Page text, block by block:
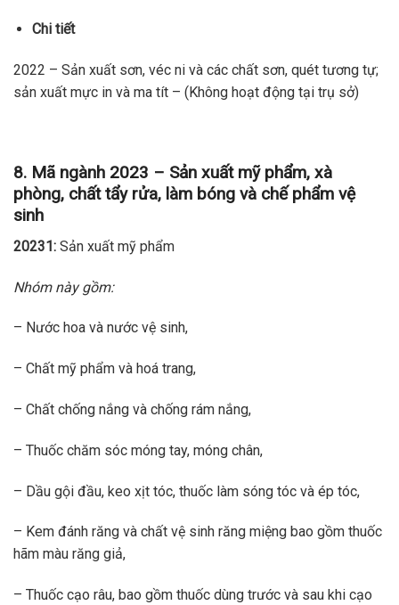
Chi tiết
2022 – Sản xuất sơn, véc ni và các chất sơn, quét tương tự;
sản xuất mực in và ma tít – (Không hoạt động tại trụ sở)
8. Mã ngành 2023 – Sản xuất mỹ phẩm, xà
phòng, chất tẩy rửa, làm bóng và chế phẩm vệ
sinh
20231: Sản xuất mỹ phẩm
Nhóm này gồm:
– Nước hoa và nước vệ sinh,
– Chất mỹ phẩm và hoá trang,
– Chất chống nắng và chống rám nắng,
– Thuốc chăm sóc móng tay, móng chân,
– Dầu gội đầu, keo xịt tóc, thuốc làm sóng tóc và ép tóc,
– Kem đánh răng và chất vệ sinh răng miệng bao gồm thuốc
hãm màu răng giả,
– Thuốc cạo râu, bao gồm thuốc dùng trước và sau khi cạo